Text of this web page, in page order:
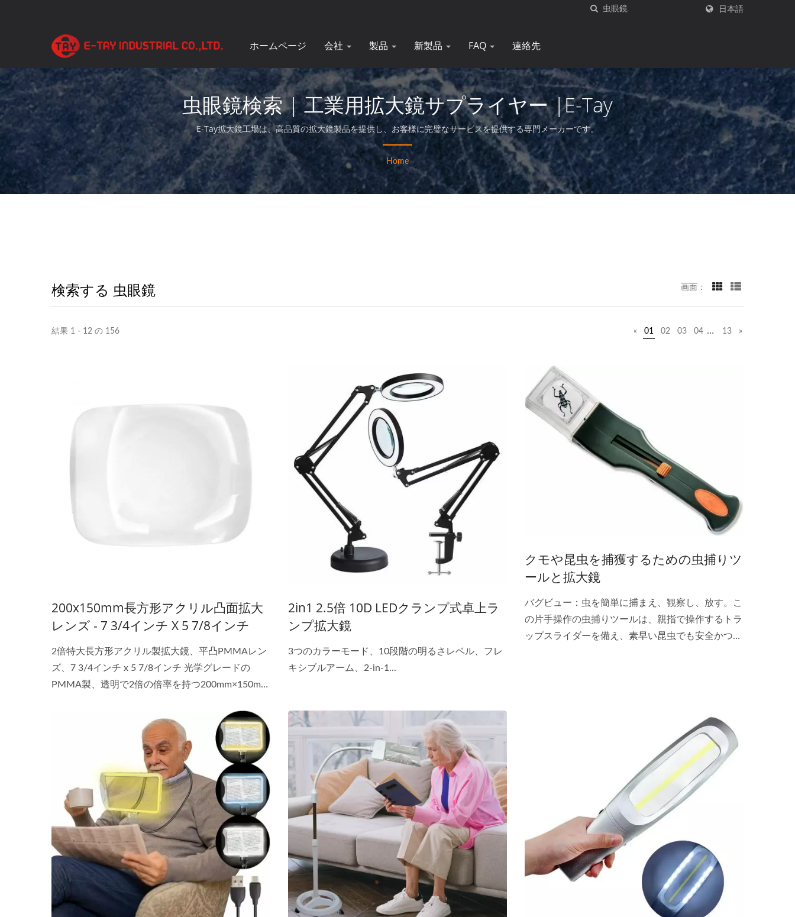
日本語
ホームページ 会社 製品 新製品 FAQ 連絡先
虫眼鏡検索 | 工業用拡大鏡サプライヤー |E-Tay
E-Tay拡大鏡工場は、高品質の拡大鏡製品を提供し、お客様に完璧なサービスを提供する専門メーカーです。
Home
検索する 虫眼鏡 画面：
結果 1 - 12 の 156 « 01 02 03 04 … 13 »
200x150mm長方形アクリル凸面拡大
レンズ - 7 3/4インチ X 5 7/8インチ
2倍特大長方形アクリル製拡大鏡、平凸PMMAレン
ズ、7 3/4インチ x 5 7/8インチ 光学グレードの
PMMA製、透明で2倍の倍率を持つ200mm×150mm
拡大鏡として最適です。大型の長方形拡大鏡レンズ
は、機械に取り付けて計器盤を拡大し、読みやすく
するのに適しています。
2in1 2.5倍 10D LEDクランプ式卓上ラ
ンプ拡大鏡
3つのカラーモード、10段階の明るさレベル、フレ
キシブルアーム、2-in-1...
クモや昆虫を捕獲するための虫捕りツ
ールと拡大鏡
バグビュー：虫を簡単に捕まえ、観察し、放す。こ
の片手操作の虫捕りツールは、親指で操作するトラ
ップスライダーを備え、素早い昆虫でも安全かつ人